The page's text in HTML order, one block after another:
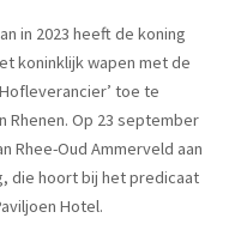
in 2023 heeft de koning
koninklijk wapen met de
toe te
Rhenen. Op 23 september
Rhee-Oud Ammerveld aan
die hoort bij het predicaat
Hotel.